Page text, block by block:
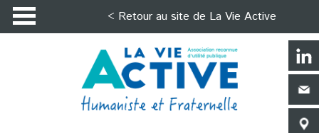
< Retour au site de La Vie Active